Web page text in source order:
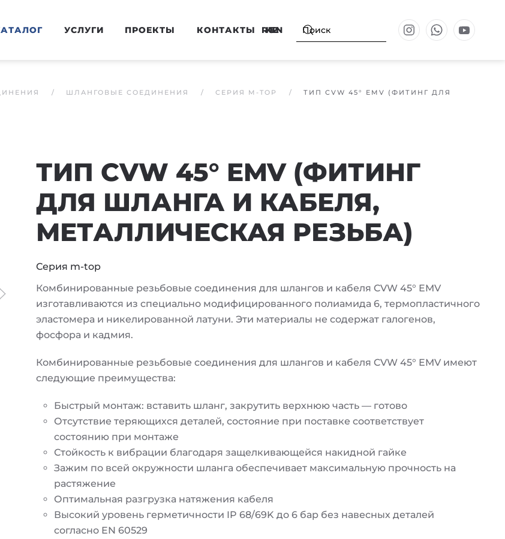
УСЛУГИ ПРОЕКТЫ КОНТАКТЫ RU
KZ
EN
ШЛАНГОВЫЕ СОЕДИНЕНИЯ СЕРИЯ M-TOP
ТИП CVW 45° EMV (ФИТИНГ ДЛЯ
ТИП CVW 45° EMV (ФИТИНГ
ДЛЯ ШЛАНГА И КАБЕЛЯ,
МЕТАЛЛИЧЕСКАЯ РЕЗЬБА)
Серия m-top
Комбинированные резьбовые соединения для шлангов и кабеля CVW 45° EMV
изготавливаются из специально модифицированного полиамида 6, термопластичного
эластомера и никелированной латуни. Эти материалы не содержат галогенов,
фосфора и кадмия.
Комбинированные резьбовые соединения для шлангов и кабеля CVW 45° EMV имеют
следующие преимущества:
Быстрый монтаж: вставить шланг, закрутить верхнюю часть — готово
Отсутствие теряющихся деталей, состояние при поставке соответствует
состоянию при монтаже
Стойкость к вибрации благодаря защелкивающейся накидной гайке
Зажим по всей окружности шланга обеспечивает максимальную прочность на
растяжение
Оптимальная разгрузка натяжения кабеля
Высокий уровень герметичности IP 68/69K до 6 бар без навесных деталей
согласно EN 60529